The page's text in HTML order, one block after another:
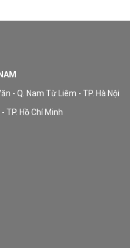
- Q. Nam Từ Liêm - TP. Hà Nội
TP. Hồ Chí Minh